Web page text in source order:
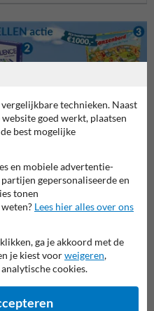
technieken. Naast
goed werkt, plaatsen
best mogelijke
en mobiele advertentie-
gepersonaliseerde en
tonen
Lees hier alles over ons
ga je akkoord met de
je kiest voorweigeren,
cookies.